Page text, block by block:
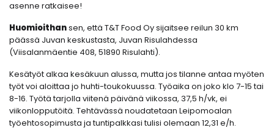
asenne ratkaisee!
Huomioithansen, että T&T Food Oy sijaitsee reilun 30 km
päässä Juvan keskustasta, Juvan Risulahdessa
(Viisalanmäentie 408, 51890 Risulahti).
Kesätyöt alkaa kesäkuun alussa, mutta jos tilanne antaa myöten
työt voi aloittaa jo huhti-toukokuussa. Työaika on joko klo 7-15 tai
8-16. Työtä tarjolla viitenä päivänä viikossa, 37,5 h/vk, ei
viikonlopputöitä. Tehtävässä noudatetaan Leipomoalan
työehtosopimusta ja tuntipalkkasi tulisi olemaan 12,31 e/h.